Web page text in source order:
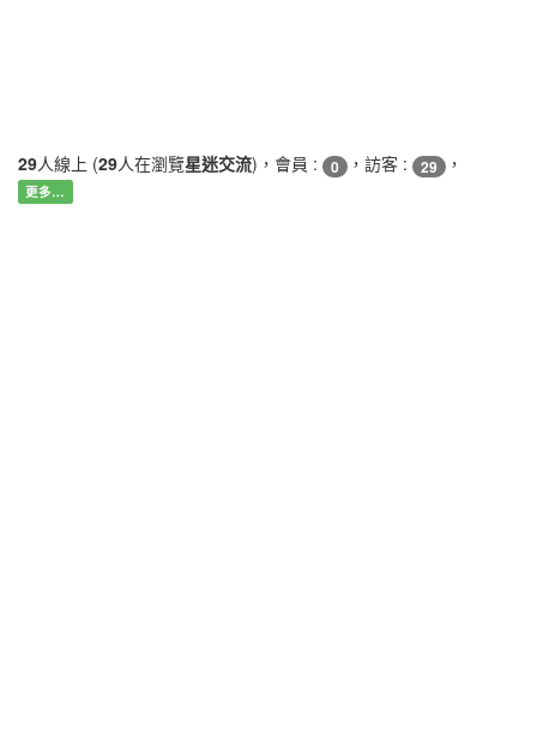
29人線上 (29人在瀏覽星迷交流)，會員 : 0 ，訪客 : 29 ，
更多…